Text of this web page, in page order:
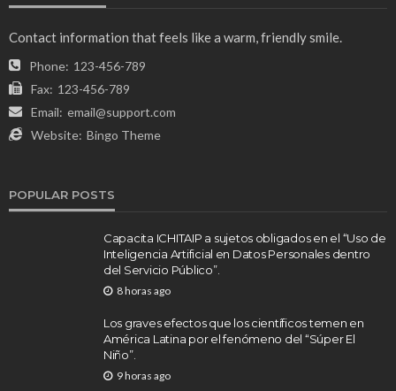
Contact information that feels like a warm, friendly smile.
Phone: 123-456-789
Fax: 123-456-789
Email: email@support.com
Website: Bingo Theme
POPULAR POSTS
Capacita ICHITAIP a sujetos obligados en el “Uso de
Inteligencia Artificial en Datos Personales dentro
del Servicio Público”.
8 horas ago
Los graves efectos que los científicos temen en
América Latina por el fenómeno del “Súper El
Niño”.
9 horas ago